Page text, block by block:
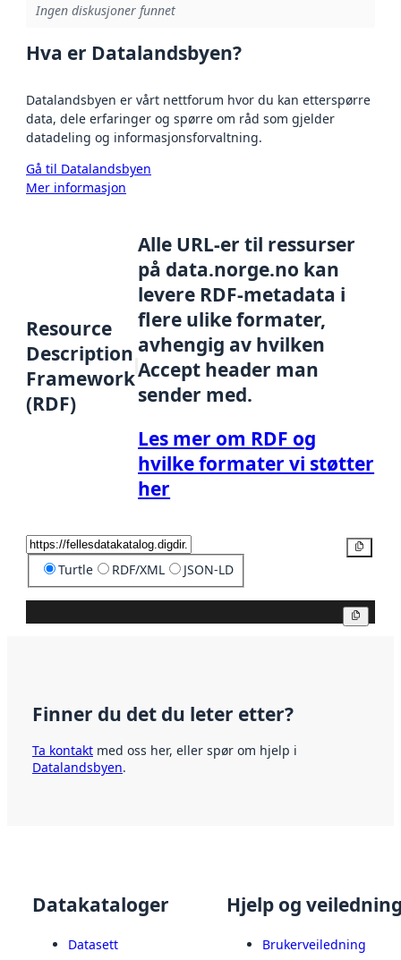
Ingen diskusjoner funnet
Hva er Datalandsbyen?
Datalandsbyen er vårt nettforum hvor du kan etterspørre
data, dele erfaringer og spørre om råd som gjelder
datadeling og informasjonsforvaltning.
Gå til Datalandsbyen
Mer informasjon
Resource
Description
Framework
(RDF)
Alle URL-er til ressurser
på data.norge.no kan
levere RDF-metadata i
flere ulike formater,
avhengig av hvilken
Accept header man
sender med.
Les mer om RDF og
hvilke formater vi støtter
her
Turtle RDF/XML JSON-LD
Finner du det du leter etter?
Ta kontakt med oss her, eller spør om hjelp i
Datalandsbyen.
Datakataloger
Datasett
Hjelp og
Brukerveiledning